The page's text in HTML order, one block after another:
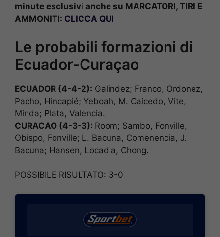
minute esclusivi anche su MARCATORI, TIRI E
AMMONITI: CLICCA QUI
Le probabili formazioni di
Ecuador-Curaçao
ECUADOR (4-4-2): Galindez; Franco, Ordonez,
Pacho, Hincapié; Yeboah, M. Caicedo, Vite,
Minda; Plata, Valencia.
CURACAO (4-3-3): Room; Sambo, Fonville,
Obispo, Fonville; L. Bacuna, Comenencia, J.
Bacuna; Hansen, Locadia, Chong.
POSSIBILE RISULTATO: 3-0